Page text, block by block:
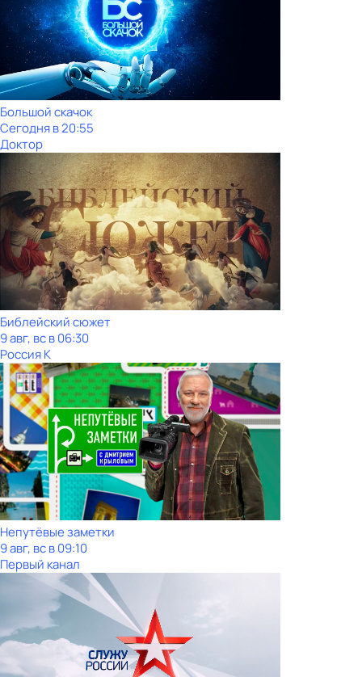
Большой скачок
Сегодня в 20:55
Доктор
Библейский сюжет
9 авг, вс в 06:30
Россия К
Непутёвые заметки
9 авг, вс в 09:10
Первый канал